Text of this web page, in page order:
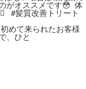
めて来られたお客様
、ひと